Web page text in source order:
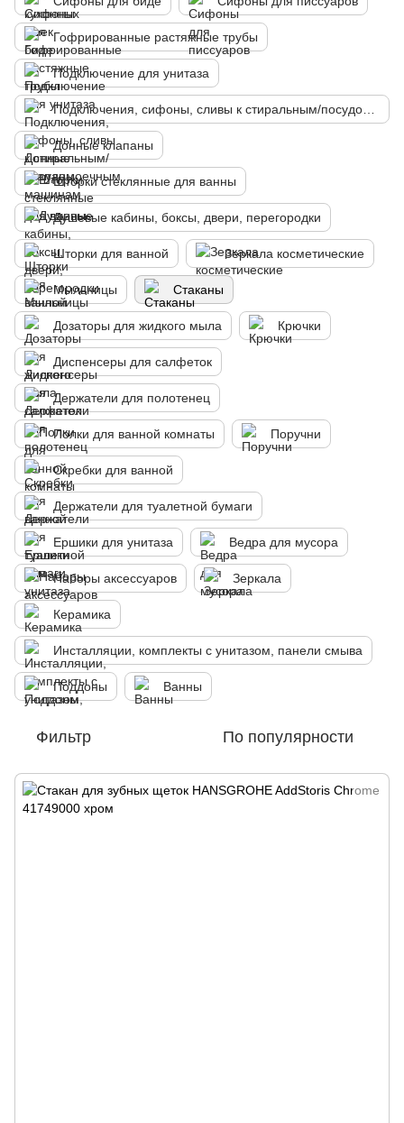
Гофрированные растяжные трубы
Подключение для унитаза
Донные клапаны
Шторки стеклянные для ванны
Душевые кабины, боксы, двери, перегородки
Шторки для ванной Зеркала косметические
Мыльницы Стаканы
Дозаторы для жидкого мыла Крючки
Диспенсеры для салфеток
Держатели для полотенец
Полки для ванной комнаты Поручни
Скребки для ванной
Держатели для туалетной бумаги
Ершики для унитаза Ведра для мусора
Наборы аксессуаров Зеркала
Керамика
Инсталляции, комплекты с унитазом, панели смыва
Поддоны Ванны
Фильтр По популярности